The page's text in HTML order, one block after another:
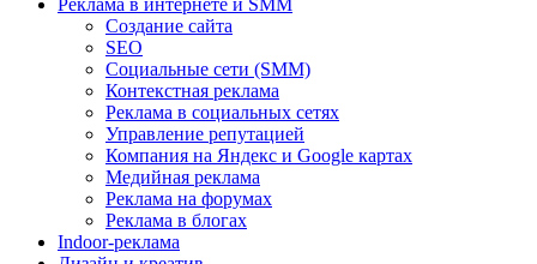
Реклама в интернете и SMM
Создание сайта
SEO
Социальные сети (SMM)
Контекстная реклама
Реклама в социальных сетях
Управление репутацией
Компания на Яндекс и Google картах
Медийная реклама
Реклама на форумах
Реклама в блогах
Indoor-реклама